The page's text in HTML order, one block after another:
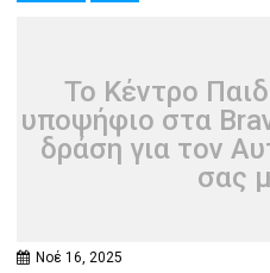
Το Κέντρο
υποψήφιο στα
δράση για τον
σας
Νοέ 16, 2025